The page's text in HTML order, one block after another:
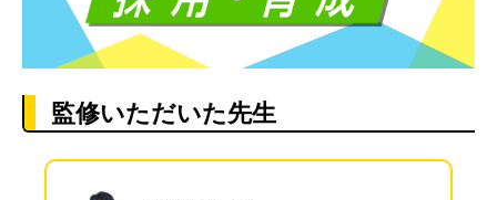
監修いただいた先生